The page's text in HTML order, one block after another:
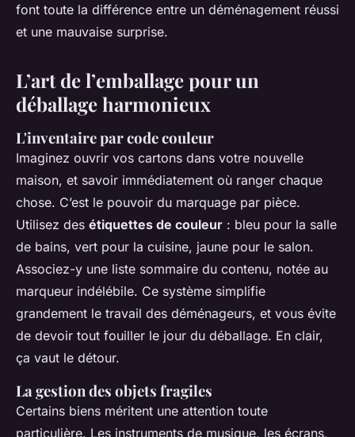
font toute la différence entre un déménagement réussi
et une mauvaise surprise.
L’art de l’emballage pour un
déballage harmonieux
L'inventaire par code couleur
Imaginez ouvrir vos cartons dans votre nouvelle
maison, et savoir immédiatement où ranger chaque
chose. C’est le pouvoir du marquage par pièce.
Utilisez des étiquettes de couleur : bleu pour la salle
de bains, vert pour la cuisine, jaune pour le salon.
Associez-y une liste sommaire du contenu, notée au
marqueur indélébile. Ce système simplifie
grandement le travail des déménageurs, et vous évite
de devoir tout fouiller le jour du déballage. En clair,
ça vaut le détour.
La gestion des objets fragiles
Certains biens méritent une attention toute
particulière. Les instruments de musique, les écrans,